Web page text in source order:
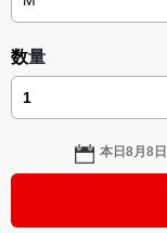
数量
本日8月8日